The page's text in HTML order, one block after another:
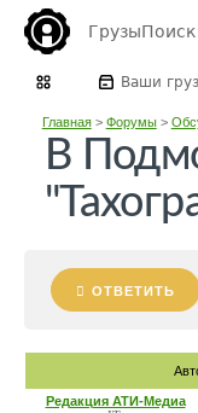
ГрузыПоиск
Ваши
Главная> Форумы>
В
ОТВЕТИТЬ
Редакция АТИ-Медиа